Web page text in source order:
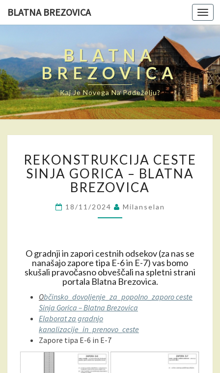
BLATNA BREZOVICA
BLATNA
BREZOVICA
Kaj Je Novega Na Podeželju?
E
K
O
N
C
I
J
C
E
T
S
REKONSTRUKCIJA CESTE
SINJA GORICA – BLATNA
BREZOVICA
18/11/2024 Milanselan
O gradnji in zapori cestnih odsekov (za nas se
nanašajo zapore tipa E-6 in E-7) vas bomo
skušali pravočasno obveščali na spletni strani
portala Blatna Brezovica.
Občinsko_dovoljenje_za_popolno_zaporo ceste
Sinja Gorica – Blatna Brezovica
Elaborat za gradnjo
kanalizacije_in_prenovo_ceste
Zapore tipa E-6 in E-7